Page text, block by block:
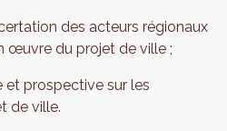
des acteurs régionaux
œuvre du projet de ville ;
et prospective sur les
de ville.